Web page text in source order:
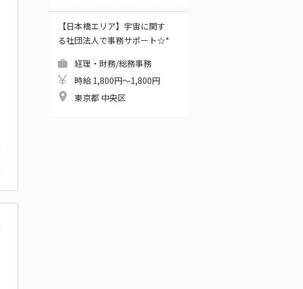
【日本橋エリア】宇宙に関す
る社団法人で事務サポート☆*
経理・財務/総務事務
時給 1,800円～1,800円
東京都 中央区